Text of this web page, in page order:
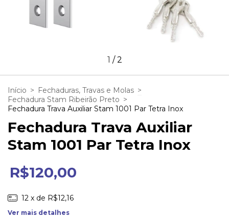
1 /2
Início > Fechaduras, Travas e Molas >
Fechadura Stam Ribeirão Preto >
Fechadura Trava Auxiliar Stam 1001 Par Tetra Inox
Fechadura Trava Auxiliar
Stam 1001 Par Tetra Inox
R$120,00
12 x de R$12,16
Ver mais detalhes